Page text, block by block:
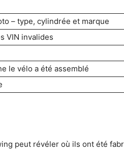
– type, cylindrée et marque
VIN invalides
le vélo a été assemblé
peut révéler où ils ont été